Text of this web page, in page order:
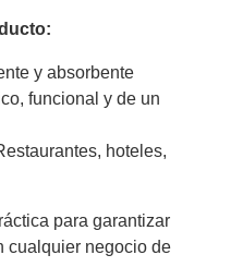
y absorbente
funcional y de un
hoteles,
para garantizar
cualquier negocio de